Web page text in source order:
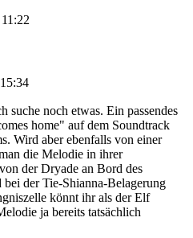
suche noch etwas. Ein passendes
home" auf dem Soundtrack
Wird aber ebenfalls von einer
die Melodie in ihrer
der Dryade an Bord des
der Tie-Shianna-Belagerung
könnt ihr als der Elf
ja bereits tatsächlich